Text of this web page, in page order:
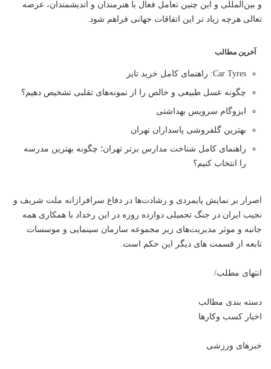
و بین‌المللی و این چنین تعامل فعال با هنرمندان و اندیشمندان، عرصه
تعالی هرچه زیاد تر این اتفاقات جهانی فراهم شود.
آخرین مطالب
Car Tyres: راهنمای کامل خرید تایر
چگونه عسل طبیعی و خالص را از نمونه‌های تقلبی تشخیص دهیم؟
ایزوگام سرویس بهداشتی
بهترین گلفروشی پاسداران تهران
راهنمای کامل شناخت مدارس برتر تهران؛ چگونه بهترین مدرسه
را انتخاب کنیم؟
اصرار بر نمایش پایمردی و رشادت‌ها در دفاع سرافرازانه ملت شریف و
نجیب ایران در جنگ تحمیلی دوازده روزه در این رخداد با همکاری همه
جانبه و موثر مدیریت‌های زیر مجموعه سازمان سینمایی و موسسات
تابعه از قسمت های دیگر این حکم است.
انتهای مطلب/
دسته بندی مطالب
اخبار کسب وکارها
خبرهای ورزشی